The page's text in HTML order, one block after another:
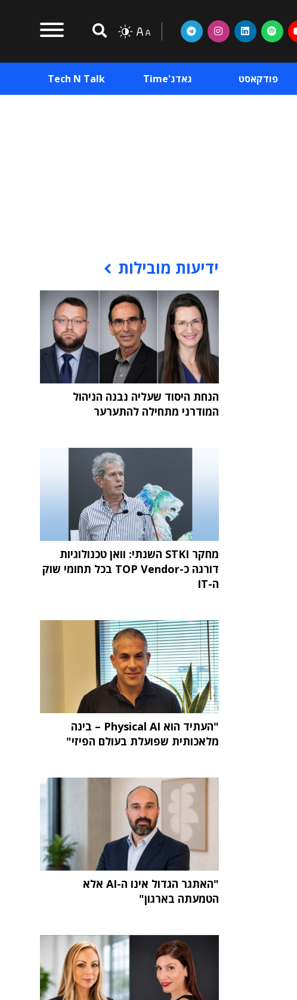
פודקאסט גאדג'Time Tech N Talk
ידיעות מובילות
הנחת היסוד שעליה נבנה הניהול
המודרני מתחילה להתערער
מחקר STKI השנתי: וואן טכנולוגיות
דורגה כ-TOP Vendor בכל תחומי שוק
ה-IT
"העתיד הוא Physical AI – בינה
מלאכותית שפועלת בעולם הפיזי"
"האתגר הגדול אינו ה-AI אלא
הטמעתה בארגון"